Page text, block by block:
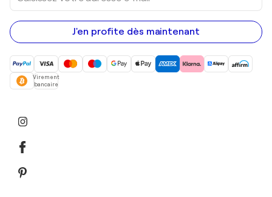
adresse
e-
mail
J'en profite dès maintenant
Virement
bancaire